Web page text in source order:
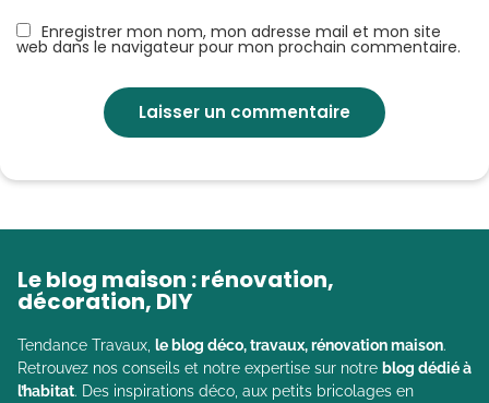
Enregistrer mon nom, mon adresse mail et mon site
web dans le navigateur pour mon prochain commentaire.
Le blog maison : rénovation,
décoration, DIY
Tendance Travaux, le blog déco, travaux, rénovation maison.
Retrouvez nos conseils et notre expertise sur notre blog dédié à
l’habitat. Des inspirations déco, aux petits bricolages en